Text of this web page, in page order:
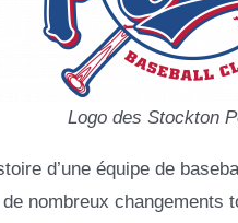
Logo des Stockton
d’une équipe de
nombreux changements